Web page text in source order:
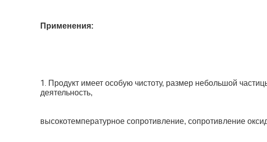
Применения:
1. Продукт имеет особую чистоту, размер небольшой
деятельность,
высокотемпературное сопротивление, сопротивление